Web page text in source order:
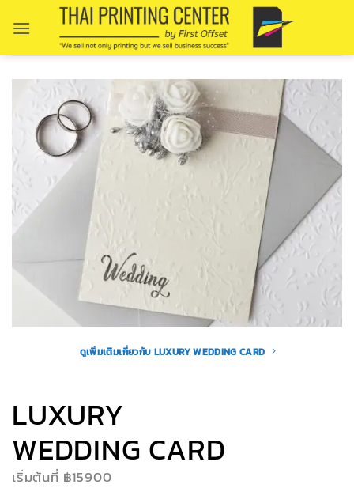
ดูเพิ่มเติมเกี่ยวกับ LUXURY WEDDING CARD
LUXURY
WEDDING CARD
เริ่มต้นที่ ฿15900